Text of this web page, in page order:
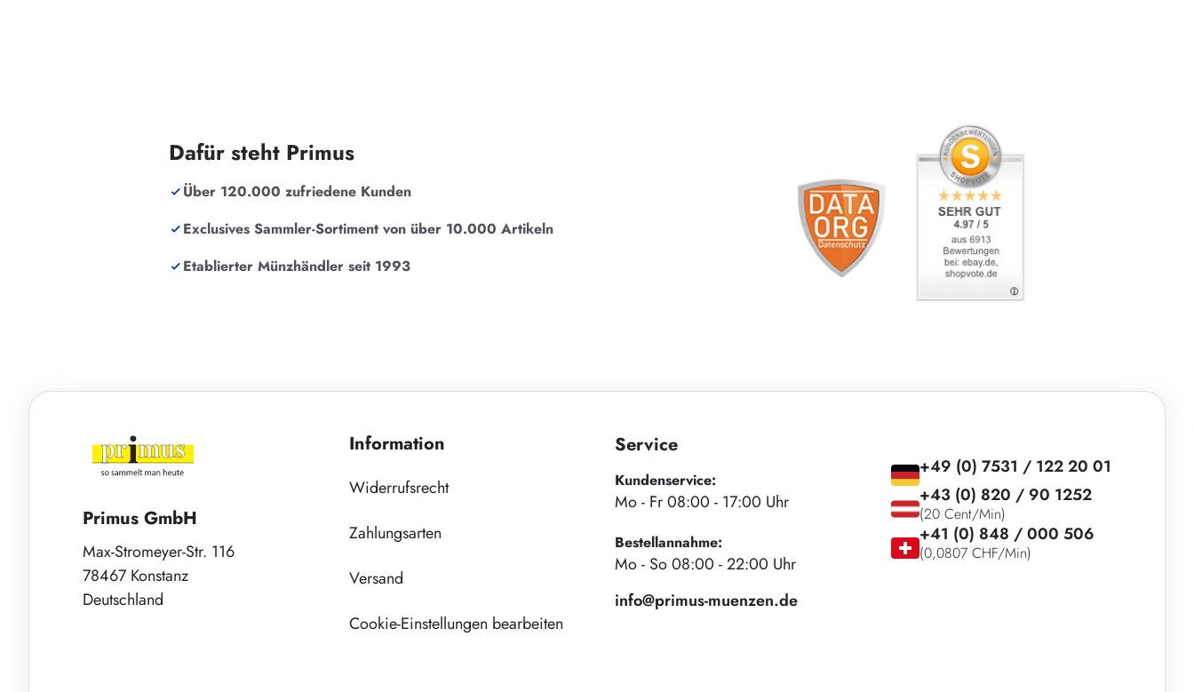
Dafür steht Primus
Über 120.000 zufriedene Kunden
Exclusives Sammler-Sortiment von über 10.000 Artikeln
Etablierter Münzhändler seit 1993
Primus GmbH
Max-Stromeyer-Str. 116
78467 Konstanz
Deutschland
Information
Widerrufsrecht
Zahlungsarten
Versand
Cookie-Einstellungen bearbeiten
Service
Kundenservice:
Mo - Fr 08:00 - 17:00 Uhr
Bestellannahme:
Mo - So 08:00 - 22:00 Uhr
info@primus-muenzen.de
+49 (0) 7531 / 122 20 01
+43 (0) 820 / 90 1252
(20 Cent/Min)
+41 (0) 848 / 000 506
(0,0807 CHF/Min)